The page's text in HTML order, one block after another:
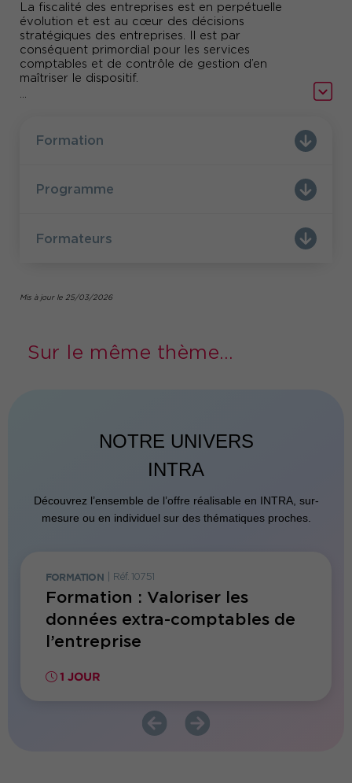
La fiscalité des entreprises est en perpétuelle
évolution et est au cœur des décisions
stratégiques des entreprises. Il est par
conséquent primordial pour les services
comptables et de contrôle de gestion d’en
maîtriser le dispositif.
principaux impôts des entreprises tels que l’impôt
sur les sociétés, la TVA, la CET, la CFE, la CVAE
...
Formation
Programme
Formateurs
Mis à jour le 25/03/2026
Sur le même thème...
NOTRE UNIVERS
INTRA
Découvrez l’ensemble de l’offre réalisable en INTRA, sur-
mesure ou en individuel sur des thématiques proches.
FORMATION Réf. 10751
Formation : Valoriser les
données extra-comptables de
l’entreprise
1 JOUR